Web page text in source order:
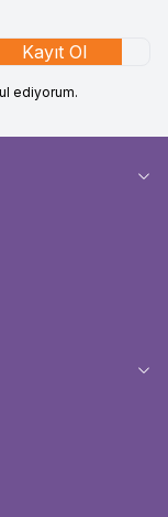
Kayıt Ol
ediyorum.